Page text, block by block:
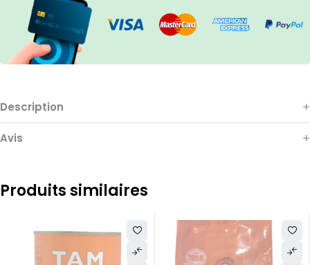
Description
Avis
Produits similaires